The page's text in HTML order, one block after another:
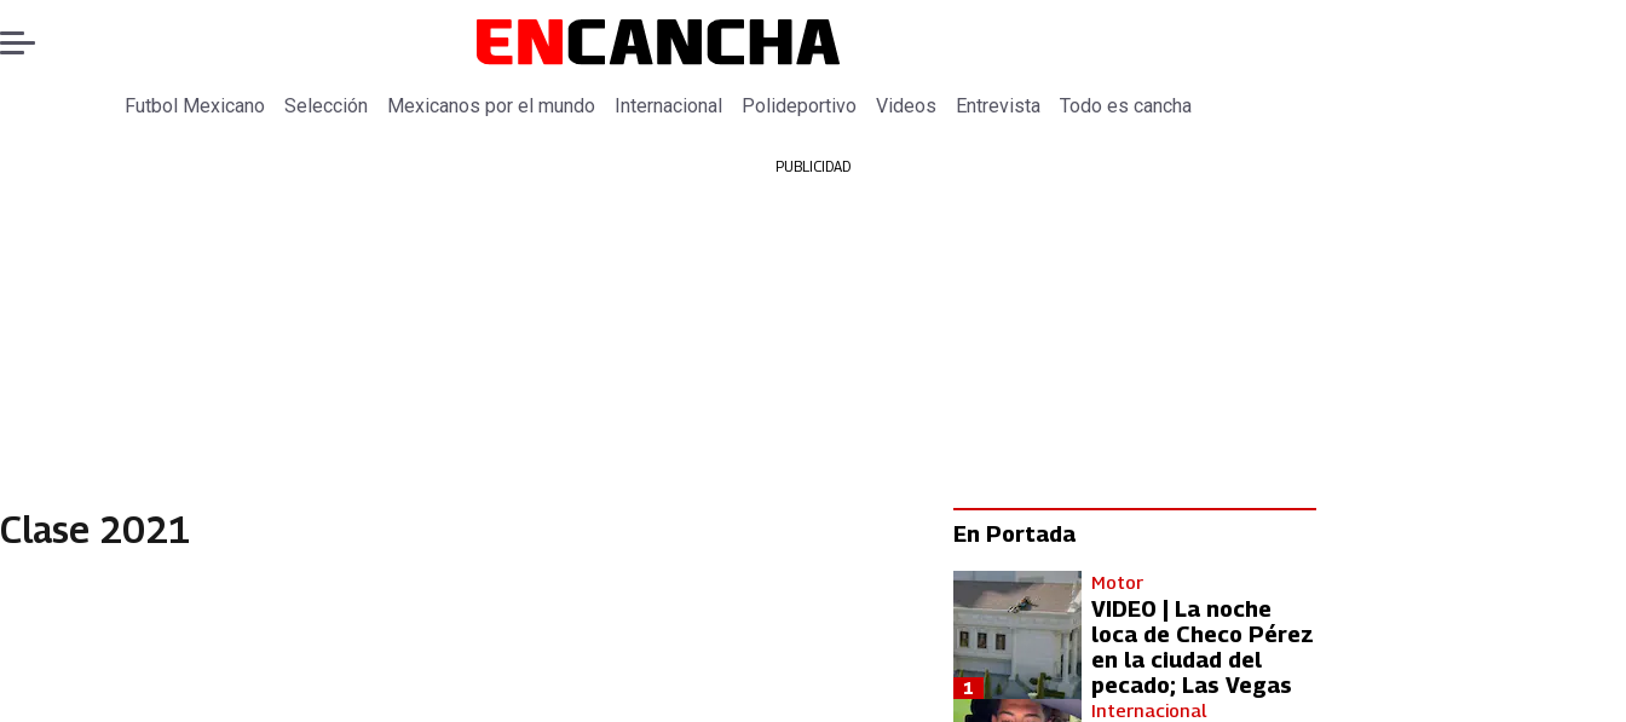
Futbol Mexicano Selección Mexicanos por el mundo Internacional Polideportivo Videos Entrevista Todo es cancha
PUBLICIDAD
Clase 2021 En Portada
Motor
VIDEO | La noche
loca de Checo Pérez
en la ciudad del
pecado; Las Vegas
1
Internacional